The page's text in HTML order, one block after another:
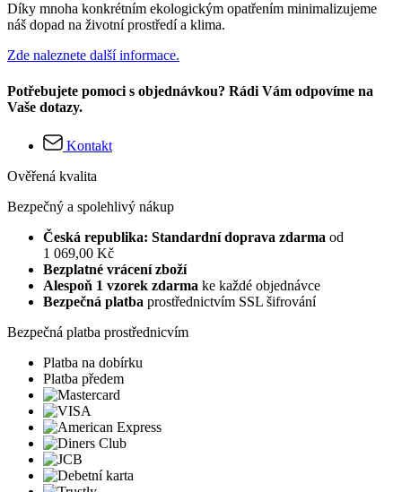
Díky mnoha konkrétním ekologickým opatřením minimalizujeme
náš dopad na životní prostředí a klima.
Zde naleznete další informace.
Potřebujete pomoci s objednávkou? Rádi Vám odpovíme na
Vaše dotazy.
Kontakt
Ověřená kvalita
Bezpečný a spolehlivý nákup
Česká republika: Standardní doprava zdarma od
1 069,00 Kč
Bezplatné vrácení zboží
Alespoň 1 vzorek zdarma ke každé objednávce
Bezpečná platba prostřednictvím SSL šifrování
Bezpečná platba prostřednicvím
Platba na dobírku
Platba předem